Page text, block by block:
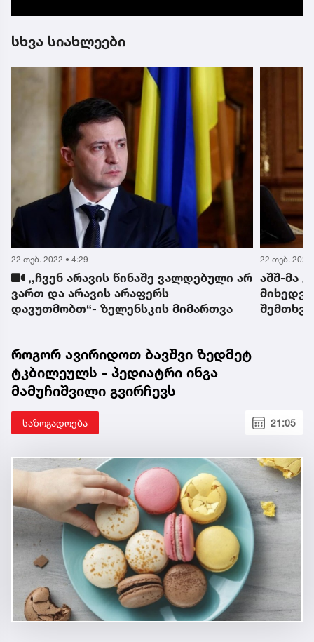
სხვა სიახლეები
22 თებ. 2022 • 4:29
,,ჩვენ არავის წინაშე ვალდებული არ
ვართ და არავის არაფერს
დავუთმობთ“- ზელენსკის მიმართვა
22 თებ. 2022
აშშ-მა
როგორ ავირიდოთ ბავშვი ზედმეტ
ტკბილეულს - პედიატრი ინგა
მამუჩიშვილი გვირჩევს
საზოგადოება 21:05